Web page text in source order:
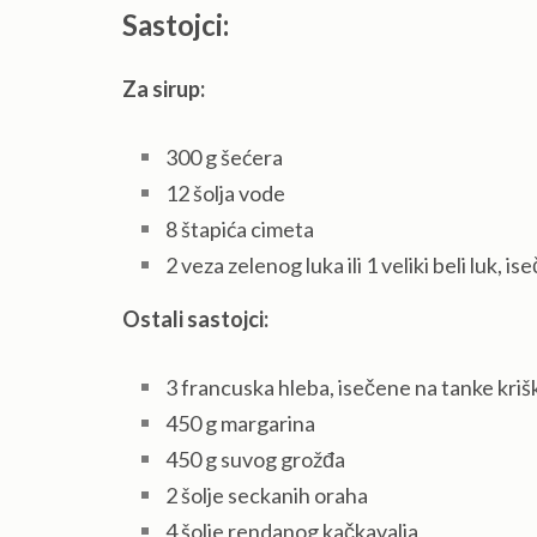
Sastojci:
Za sirup:
300 g šećera
12 šolja vode
8 štapića cimeta
2 veza zelenog luka ili 1 veliki beli luk,
Ostali sastojci:
3 francuska hleba, isečene na tanke
450 g margarina
450 g suvog grožđa
2 šolje seckanih oraha
4 šolje rendanog kačkavalja